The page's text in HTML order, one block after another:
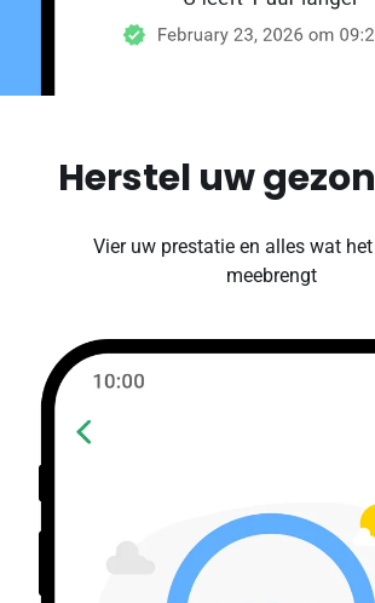
Herstel uw
Vier uw prestatie en alles wat
meebrengt